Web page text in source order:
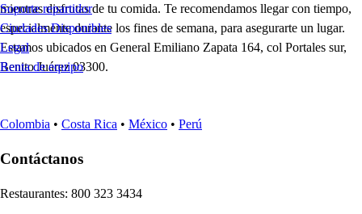
mientras disfrutas de tu comida. Te recomendamos llegar con tiempo,
especialmente durante los fines de semana, para asegurarte un lugar.
Estamos ubicados en General Emiliano Zapata 164, col Portales sur,
Benito Juárez 03300.
Soporte repartidor
Ciudades Disponibles
Legal
Renta de equipo
Colombia • Costa Rica • México • Perú
Contáctanos
Restaurantes: 800 323 3434